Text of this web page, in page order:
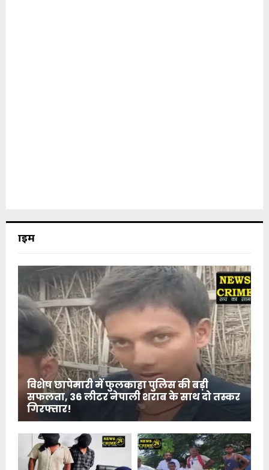
क्राइम
विशेष छापेमारी में फुलकाहा पुलिस की बड़ी
सफलता, 36 लीटर नेपाली शराब के साथ दो तस्कर
गिरफ्तार!